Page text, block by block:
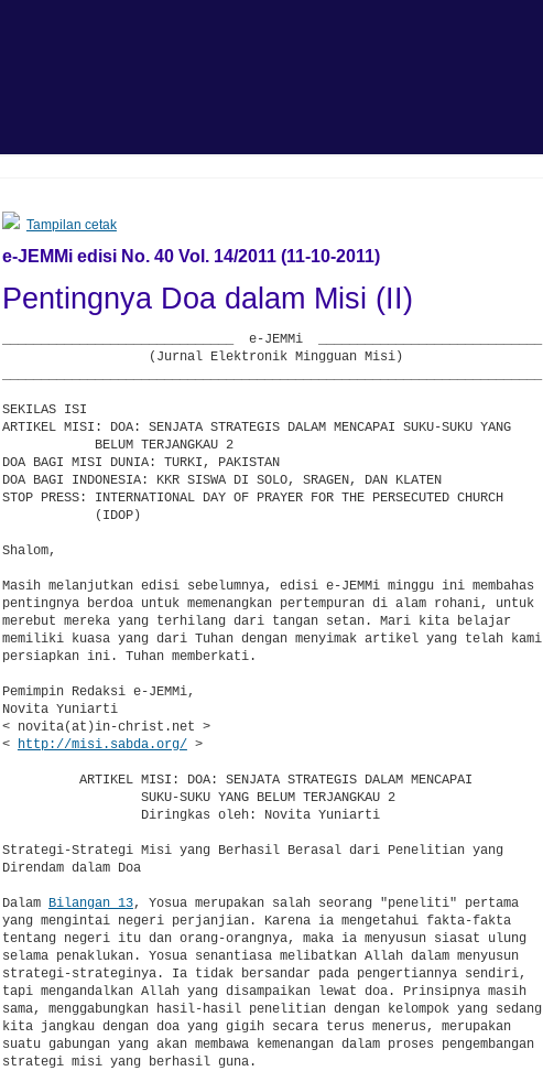
Tampilan cetak
e-JEMMi edisi No. 40 Vol. 14/2011 (11-10-2011)
Pentingnya Doa dalam Misi (II)
______________________________  e-JEMMi  _____________________________
                   (Jurnal Elektronik Mingguan Misi)
SEKILAS ISI
ARTIKEL MISI: DOA: SENJATA STRATEGIS DALAM MENCAPAI SUKU-SUKU YANG
            BELUM TERJANGKAU 2
DOA BAGI MISI DUNIA: TURKI, PAKISTAN
DOA BAGI INDONESIA: KKR SISWA DI SOLO, SRAGEN, DAN KLATEN
STOP PRESS: INTERNATIONAL DAY OF PRAYER FOR THE PERSECUTED CHURCH
            (IDOP)
Shalom,
Masih melanjutkan edisi sebelumnya, edisi e-JEMMi minggu ini membahas
pentingnya berdoa untuk memenangkan pertempuran di alam rohani, untuk
merebut mereka yang terhilang dari tangan setan. Mari kita belajar
memiliki kuasa yang dari Tuhan dengan menyimak artikel yang telah kami
persiapkan ini. Tuhan memberkati.
Pemimpin Redaksi e-JEMMi,
Novita Yuniarti
< novita(at)in-christ.net >
<
http://misi.sabda.org/ >
          ARTIKEL MISI: DOA: SENJATA STRATEGIS DALAM MENCAPAI
                  SUKU-SUKU YANG BELUM TERJANGKAU 2
                  Diringkas oleh: Novita Yuniarti
Strategi-Strategi Misi yang Berhasil Berasal dari Penelitian yang
Direndam dalam Doa
Dalam Bilangan 13, Yosua merupakan salah seorang "peneliti" pertama
yang mengintai negeri perjanjian. Karena ia mengetahui fakta-fakta
tentang negeri itu dan orang-orangnya, maka ia menyusun siasat ulung
selama penaklukan. Yosua senantiasa melibatkan Allah dalam menyusun
strategi-strateginya. Ia tidak bersandar pada pengertiannya sendiri,
tapi mengandalkan Allah yang disampaikan lewat doa. Prinsipnya masih
sama, menggabungkan hasil-hasil penelitian dengan kelompok yang sedang
kita jangkau dengan doa yang gigih secara terus menerus, merupakan
suatu gabungan yang akan membawa kemenangan dalam proses pengembangan
strategi misi yang berhasil guna.